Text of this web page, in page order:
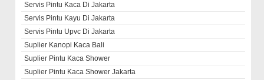
Servis Pintu Kaca Di Jakarta
Servis Pintu Kayu Di Jakarta
Servis Pintu Upvc Di Jakarta
Suplier Kanopi Kaca Bali
Suplier Pintu Kaca Shower
Suplier Pintu Kaca Shower Jakarta